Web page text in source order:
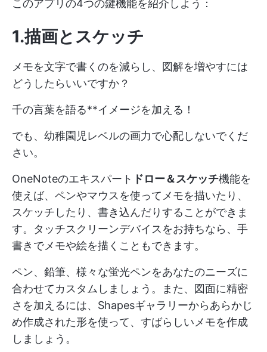
このアプリの4つの鍵機能を紹介しよう：
1.描画とスケッチ
メモを文字で書くのを減らし、図解を増やすには
どうしたらいいですか？
千の言葉を語る**イメージを加える！
でも、幼稚園児レベルの画力で心配しないでくだ
さい。
OneNoteのエキスパート ドロー＆スケッチ機能を
使えば、ペンやマウスを使ってメモを描いたり、
スケッチしたり、書き込んだりすることができま
す。タッチスクリーンデバイスをお持ちなら、手
書きでメモや絵を描くこともできます。
ペン、鉛筆、様々な蛍光ペンをあなたのニーズに
合わせてカスタムしましょう。また、図面に精密
さを加えるには、Shapesギャラリーからあらかじ
め作成された形を使って、すばらしいメモを作成
しましょう。